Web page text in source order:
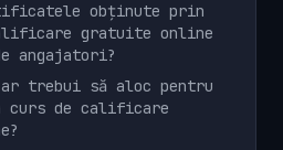
obținute prin
gratuite online
angajatori?
trebui să aloc pentru
curs de calificare